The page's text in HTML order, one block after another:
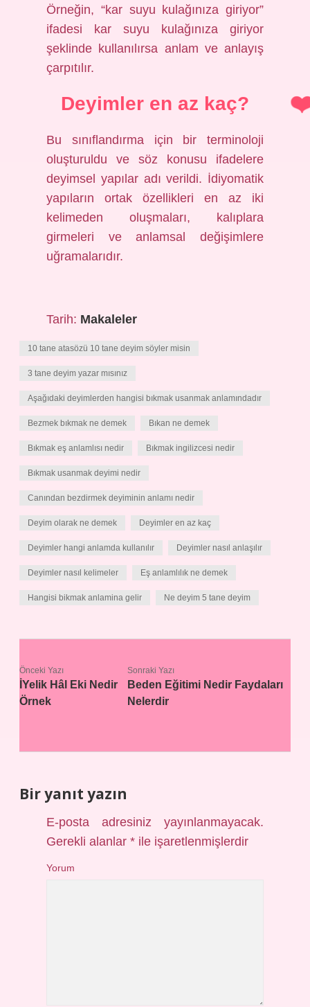
Örneğin, “kar suyu kulağınıza giriyor”
ifadesi kar suyu kulağınıza giriyor
şeklinde kullanılırsa anlam ve anlayış
çarpıtılır.
Deyimler en az kaç?
Bu sınıflandırma için bir terminoloji
oluşturuldu ve söz konusu ifadelere
deyimsel yapılar adı verildi. İdiyomatik
yapıların ortak özellikleri en az iki
kelimeden oluşmaları, kalıplara
girmeleri ve anlamsal değişimlere
uğramalarıdır.
Tarih: Makaleler
10 tane atasözü 10 tane deyim söyler misin
3 tane deyim yazar mısınız
Aşağıdaki deyimlerden hangisi bıkmak usanmak anlamındadır
Bezmek bıkmak ne demek Bıkan ne demek
Bıkmak eş anlamlısı nedir Bıkmak ingilizcesi nedir
Bıkmak usanmak deyimi nedir
Canından bezdirmek deyiminin anlamı nedir
Deyim olarak ne demek Deyimler en az kaç
Deyimler hangi anlamda kullanılır Deyimler nasıl anlaşılır
Deyimler nasıl kelimeler Eş anlamlılık ne demek
Hangisi bikmak anlamina gelir Ne deyim 5 tane deyim
Önceki Yazı
İYelik Hâl Eki Nedir
Örnek
Sonraki Yazı
Beden Eğitimi Nedir Faydaları
Nelerdir
Bir yanıt yazın
E-posta adresiniz yayınlanmayacak.
Gerekli alanlar* ile işaretlenmişlerdir
Yorum